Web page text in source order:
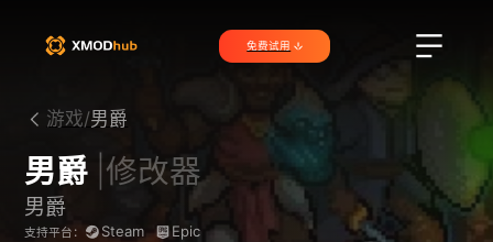
免费试用
游戏/男爵
男爵 |修改器
男爵
支持平台： Steam Epic